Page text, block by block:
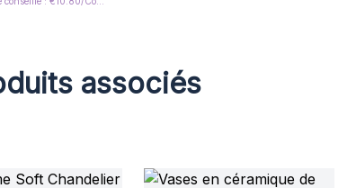
associés